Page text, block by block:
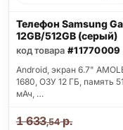
Телефон Samsung
12GB/512GB (серый)
код товара #11770009
Android, экран 6.7"
1680, ОЗУ 12 ГБ, память
мАч, …
1 633,54р.